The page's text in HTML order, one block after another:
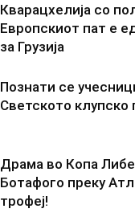
Кварацхелија со
Европскиот пат е
за Грузија
Познати се
Светското клупско
Драма во Копа
Ботафого преку
трофеј!